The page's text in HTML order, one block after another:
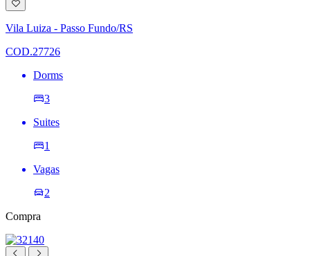
Adicionar
à
lista
de
Vila Luiza - Passo Fundo/RS
COD.27726
Dorms
3
Suites
1
Vagas
2
Compra